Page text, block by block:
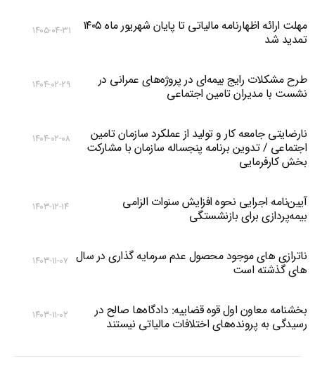
مهلت ارائه اظهارنامه مالیاتی تا پایان شهریور ماه ۱۴۰۵
تمدید شد
۱۴۰۵-۰۴-۳۱
طرح مشکلات رایج بیمه‌ای در پروژه‌های عمرانی در
نشست با مدیران تامین اجتماعی
۱۴۰۴-۰۲-۲۹
نارضایتی جامعه کار و تولید از عملکرد سازمان تامین
اجتماعی / تدوین برنامه پنجساله سازمان با مشارکت
بخش کارفرمایی
۱۴۰۴-۰۲-۰۸
آیین‌نامه اجرایی نحوه افزایش سنوات الزامی
بیمه‌پردازی برای بازنشستگی
۱۴۰۳-۱۲-۱۴
ناترازی های موجود محصول عدم سرمایه گذاری در سال
های گذشته است
۱۴۰۳-۱۱-۰۷
بخشنامه معاون اول قوه قضاییه: دادگاه‌‌ها صالح در
رسیدگی به پرونده‌های اختلافات مالیاتی نیستند
۱۴۰۳-۱۱-۰۲